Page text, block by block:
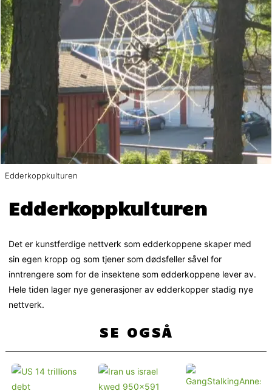
Edderkoppkulturen
Edderkoppkulturen
Det er kunstferdige nettverk som edderkoppene skaper med
sin egen kropp og som tjener som dødsfeller såvel for
inntrengere som for de insektene som edderkoppene lever av.
Hele tiden lager nye generasjoner av edderkopper stadig nye
nettverk.
SE OGSÅ